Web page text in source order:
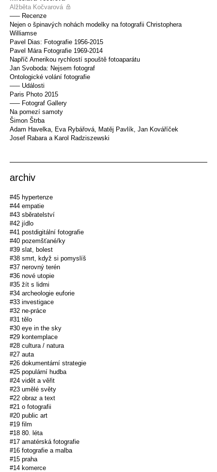
Alžběta Kočvarová
––– Recenze
Nejen o špinavých nohách modelky na fotografii Christophera
Williamse
Pavel Dias: Fotografie 1956-2015
Pavel Mára Fotografie 1969-2014
Napříč Amerikou rychlostí spouště fotoaparátu
Jan Svoboda: Nejsem fotograf
Ontologické volání fotografie
––– Události
Paris Photo 2015
––– Fotograf Gallery
Na pomezí samoty
Šimon Štrba
Adam Havelka, Eva Rybářová, Matěj Pavlík, Jan Kováříček
Josef Rabara a Karol Radziszewski
archiv
#45 hypertenze
#44 empatie
#43 sběratelství
#42 jídlo
#41 postdigitální fotografie
#40 pozemšťané/ky
#39 slat, bolest
#38 smrt, když si pomyslíš
#37 nerovný terén
#36 nové utopie
#35 žít s lidmi
#34 archeologie euforie
#33 investigace
#32 ne-práce
#31 tělo
#30 eye in the sky
#29 kontemplace
#28 cultura / natura
#27 auta
#26 dokumentární strategie
#25 populární hudba
#24 vidět a věřit
#23 umělé světy
#22 obraz a text
#21 o fotografii
#20 public art
#19 film
#18 80. léta
#17 amatérská fotografie
#16 fotografie a malba
#15 praha
#14 komerce